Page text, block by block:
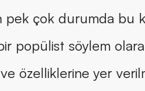
çok durumda bu
popülist söylem
özelliklerine yer